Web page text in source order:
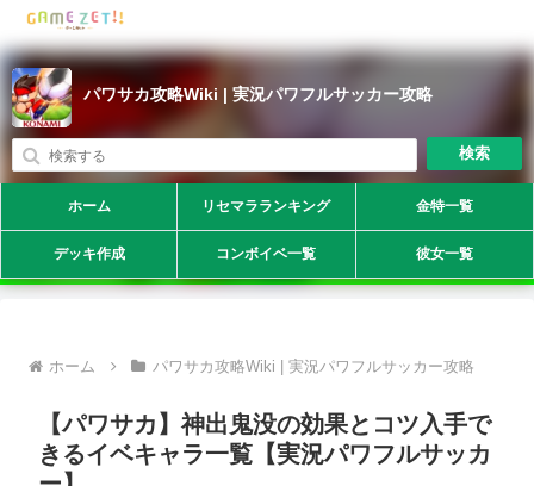
パワサカ攻略Wiki | 実況パワフルサッカー攻略
検索
ホーム リセマラランキング 金特一覧
デッキ作成 コンボイベ一覧 彼女一覧
ホーム パワサカ攻略Wiki | 実況パワフルサッカー攻略
【パワサカ】神出鬼没の効果とコツ入手で
きるイベキャラ一覧【実況パワフルサッカ